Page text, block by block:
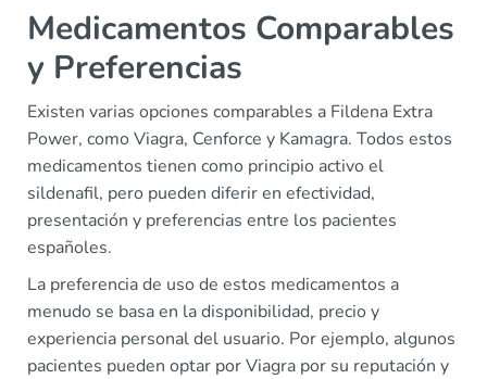
Medicamentos Comparables
y Preferencias
Existen varias opciones comparables a Fildena Extra
Power, como Viagra, Cenforce y Kamagra. Todos estos
medicamentos tienen como principio activo el
sildenafil, pero pueden diferir en efectividad,
presentación y preferencias entre los pacientes
españoles.
La preferencia de uso de estos medicamentos a
menudo se basa en la disponibilidad, precio y
experiencia personal del usuario. Por ejemplo, algunos
pacientes pueden optar por Viagra por su reputación y